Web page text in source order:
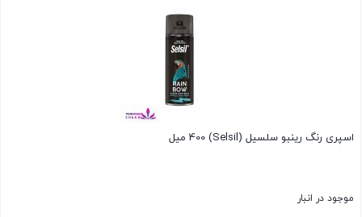
اسپری رنگ رینبو سلسیل (Selsil) 400 میل
موجود در انبار